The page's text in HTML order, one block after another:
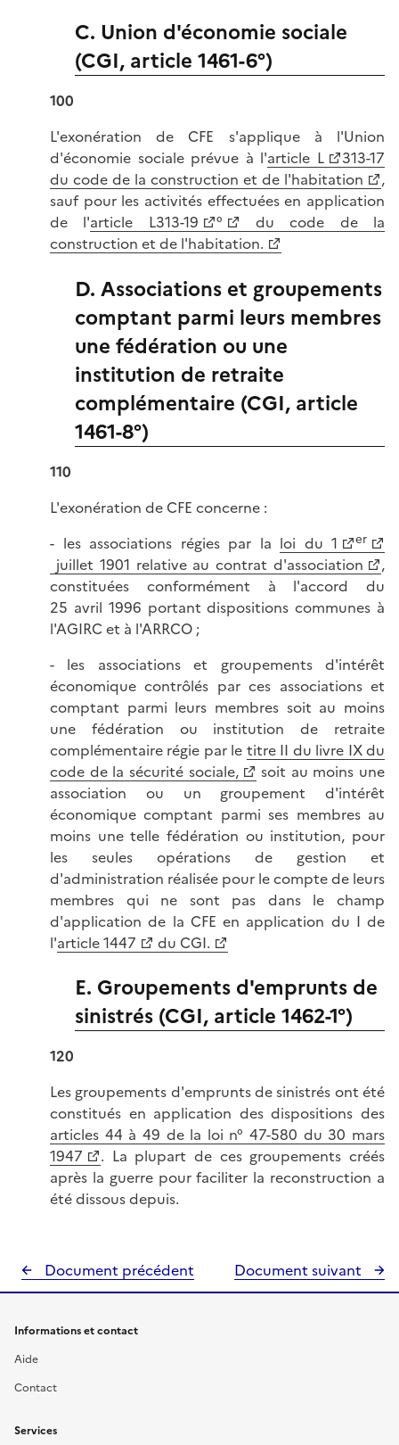
C. Union d'économie sociale
(CGI, article 1461-6°)
100
L'exonération de CFE s'applique à l'Union
d'économie sociale prévue à l'article L
313-17
du code de la construction et de l'habitation
,
sauf pour les activités effectuées en application
de l'article L313-19 °
du code de la
construction et de l'habitation.
D. Associations et groupements
comptant parmi leurs membres
une fédération ou une
institution de retraite
complémentaire (CGI, article
1461-8°)
110
L'exonération de CFE concerne :
- les associations régies par la loi du 1 er
juillet 1901 relative au contrat d'association
,
constituées conformément à l'accord du
25 avril 1996 portant dispositions communes à
l'AGIRC et à l'ARRCO ;
- les associations et groupements d'intérêt
économique contrôlés par ces associations et
comptant parmi leurs membres soit au moins
une fédération ou institution de retraite
complémentaire régie par le titre II du livre IX du
code de la sécurité sociale,
soit au moins une
association ou un groupement d'intérêt
économique comptant parmi ses membres au
moins une telle fédération ou institution, pour
les seules opérations de gestion et
d'administration réalisée pour le compte de leurs
membres qui ne sont pas dans le champ
d'application de la CFE en application du I de
l'article 1447 du CGI.
E. Groupements d'emprunts de
sinistrés (CGI, article 1462-1°)
120
Les groupements d'emprunts de sinistrés ont été
constitués en application des dispositions des
articles 44 à 49 de la loi n° 47-580 du 30 mars
1947
. La plupart de ces groupements créés
après la guerre pour faciliter la reconstruction a
été dissous depuis.
Document précédent Document suivant
Informations et contact
Aide
Contact
Services